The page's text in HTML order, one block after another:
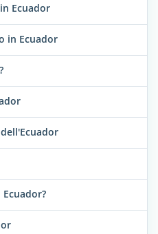
Ecuador
in Ecuador